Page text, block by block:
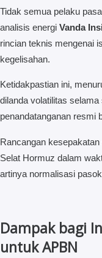
Tidak semua pelaku
analisis energi Vanda
rincian teknis mengenai
kegelisahan.
Ketidakpastian ini,
dilanda volatilitas
penandatanganan resmi
Rancangan
Selat Hormuz dalam
artinya normalisasi
Dampak bagi
untuk APBN